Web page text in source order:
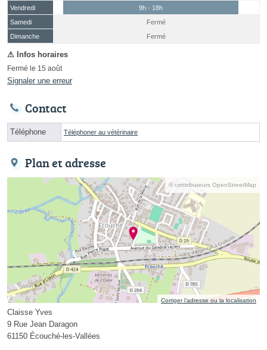
Vendredi
9h - 18h
Samedi
(15 août)
Fermé
Dimanche
Fermé
Fermé le 15 août
Signaler une erreur
Contact
Téléphone Téléphoner au vétérinaire
Plan et adresse
© contributeurs OpenStreetMap
Corriger l’adresse ou la localisation
Claisse Yves
9 Rue Jean Daragon
61150 Écouché-les-Vallées